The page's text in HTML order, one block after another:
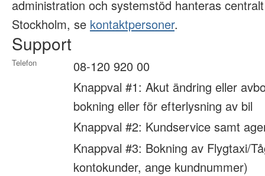
administration och systemstöd hanteras
Stockholm, se kontaktpersoner.
Support
Telefon
08-120 920 00
Knappval #1: Akut ändring eller
bokning eller för efterlysning av bil
Knappval #2: Kundservice samt
Knappval #3: Bokning av Flygtaxi/
kontokunder, ange kundnummer)